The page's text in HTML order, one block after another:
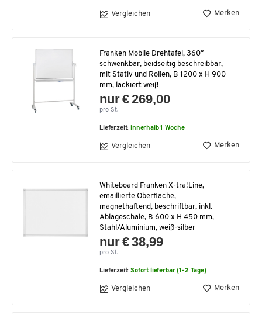
Vergleichen Merken
Franken Mobile Drehtafel, 360°
schwenkbar, beidseitig beschreibbar,
mit Stativ und Rollen, B 1200 x H 900
mm, lackiert weiß
nur € 269,00
pro St.
Lieferzeit:innerhalb 1 Woche
Vergleichen Merken
Whiteboard Franken X-tra!Line,
emaillierte Oberfläche,
magnethaftend, beschriftbar, inkl.
Ablageschale, B 600 x H 450 mm,
Stahl/Aluminium, weiß-silber
nur € 38,99
pro St.
Lieferzeit:Sofort lieferbar (1-2 Tage)
Vergleichen Merken